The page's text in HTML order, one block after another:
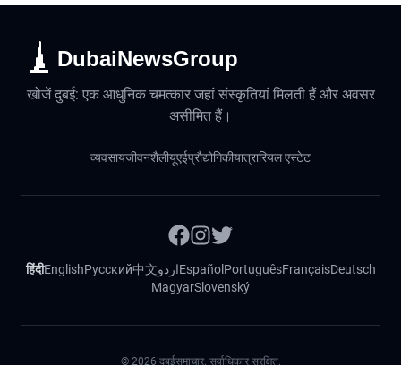
DubaiNewsGroup
खोजें दुबई: एक आधुनिक चमत्कार जहां संस्कृतियां मिलती हैं और अवसर
असीमित हैं।
व्यवसायजीवनशैलीयूएईप्रौद्योगिकीयात्रारियल एस्टेट
हिंदीEnglishРусский中文اردوEspañol PortuguêsFrançaisDeutsch
MagyarSlovenský
© 2026 दुबईसमाचार. सर्वाधिकार सुरक्षित.